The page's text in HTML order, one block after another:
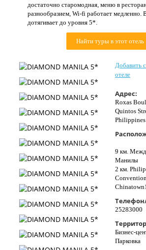
О нас
достаточно старомодная, меню в
разнообразием, Wi-fi работает медленно.
дотягивает до уровня 5*.
Найти туры в этот отель
Добавить
отеле
Адрес:
Roxas
Quintos
Philippines
9 км.
Манилы
2 км.
25283000
Бизнес-
Парковка